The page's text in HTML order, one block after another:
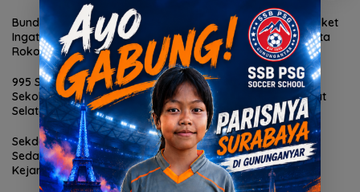
Bunda Genre Mojokerto
Ingatkan Remaja Bahaya
Rokok
DBL Awali Kompetisi Basket
Pelajar 2026-2027 di Kota
Pahlawan
995 Senjata Api Ditemukan di
Sekolah Swasta di Jakarta
Selatan
Samsat Mojokerto Kota
Perkuat Pelayanan Cepat
dan Transparan
Sekda Karangasem I Ketut
Sedana Merta Diperiksa
Kejari